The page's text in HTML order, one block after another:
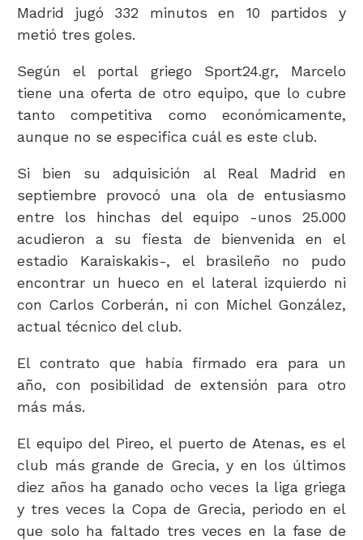
Madrid jugó 332 minutos en 10 partidos y
metió tres goles.
Según el portal griego Sport24.gr, Marcelo
tiene una oferta de otro equipo, que lo cubre
tanto competitiva como económicamente,
aunque no se especifica cuál es este club.
Si bien su adquisición al Real Madrid en
septiembre provocó una ola de entusiasmo
entre los hinchas del equipo -unos 25.000
acudieron a su fiesta de bienvenida en el
estadio Karaiskakis-, el brasileño no pudo
encontrar un hueco en el lateral izquierdo ni
con Carlos Corberán, ni con Míchel González,
actual técnico del club.
El contrato que había firmado era para un
año, con posibilidad de extensión para otro
más más.
El equipo del Pireo, el puerto de Atenas, es el
club más grande de Grecia, y en los últimos
diez años ha ganado ocho veces la liga griega
y tres veces la Copa de Grecia, periodo en el
que solo ha faltado tres veces en la fase de